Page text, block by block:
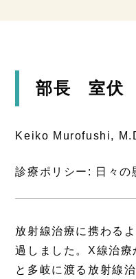
部長 室伏
Keiko Murofushi,
診療ポリシー: 日々の
放射線治療に携わる
過しました。X線治
と多岐に渡る放射線